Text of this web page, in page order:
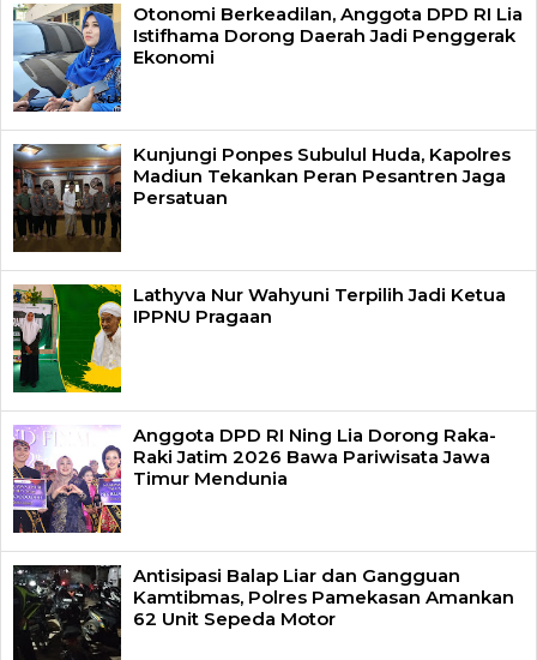
Otonomi Berkeadilan, Anggota DPD RI Lia
Istifhama Dorong Daerah Jadi Penggerak
Ekonomi
Kunjungi Ponpes Subulul Huda, Kapolres
Madiun Tekankan Peran Pesantren Jaga
Persatuan
Lathyva Nur Wahyuni Terpilih Jadi Ketua
IPPNU Pragaan
Anggota DPD RI Ning Lia Dorong Raka-
Raki Jatim 2026 Bawa Pariwisata Jawa
Timur Mendunia
Antisipasi Balap Liar dan Gangguan
Kamtibmas, Polres Pamekasan Amankan
62 Unit Sepeda Motor